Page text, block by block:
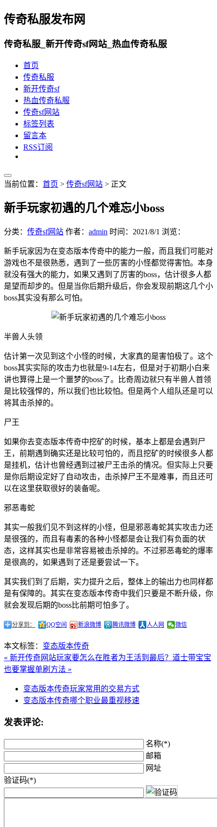
传奇私服发布网
传奇私服_新开传奇sf网站_热血传奇私服
首页
传奇私服
新开传奇sf
热血传奇私服
传奇sf网站
标签列表
留言本
RSS订阅
当前位置： 首页 > 传奇sf网站 > 正文
新手玩家初遇的几个难忘小boss
分类： 传奇sf网站 作者： admin 时间： 2021/8/1 浏览：
新手玩家因为在变态版本传奇中的能力一般，而且我们可能对
游戏也不是很熟悉，遇到了一些厉害的小怪都觉得害怕。本身
就没有强大的能力，如果又遇到了厉害的boss，估计很多人都
是望而却步的。但是当你后期升级后，你会发现前期这几个小
boss其实没有那么可怕。
半兽人头领
估计第一次见到这个小怪的时候，大家真的是害怕极了。这个
boss其实实际的攻击力也就是9-14左右，但是对于初期小白来
讲也算得上是一个噩梦的boss了。比奇周边就只有半兽人首领
是比较强悍的，所以我们也比较怕。但是两个人组队还是可以
将其击杀掉的。
尸王
如果你去变态版本传奇中挖矿的时候，基本上都是会遇到尸
王，前期遇到确实还是比较可怕的，而且挖矿的时候很多人都
是挂机，估计也曾经遇到过被尸王击杀的情况。但实际上只要
是你后期设定好了自动攻击，击杀掉尸王不是难事，而且还可
以在这里获取很好的装备呢。
邪恶毒蛇
其实一般我们见不到这样的小怪，但是邪恶毒蛇其实攻击力还
是很强的，而且有毒素的各种小怪都是会让我们有负面的状
态，这样其实也是非常容易被击杀掉的。不过邪恶毒蛇的爆率
是很高的，如果遇到了还是要尝试一下。
其实我们到了后期，实力提升之后，整体上的输出力也同样都
是有保障的。其实在变态版本传奇中我们只要是不断升级，你
就会发现后期的boss比前期可怕多了。
分享到： QQ空间 新浪微博 腾讯微博 人人网 微信
本文标签： 变态版本传奇
« 新开传奇网站玩家要怎么在胜者为王活到最后？ 道士带宝宝
也要掌握单刷方法 »
变态版本传奇玩家常用的交易方式
变态版本传奇哪个职业最重视移速
发表评论:
名称(*)
邮箱
网址
验证码(*)